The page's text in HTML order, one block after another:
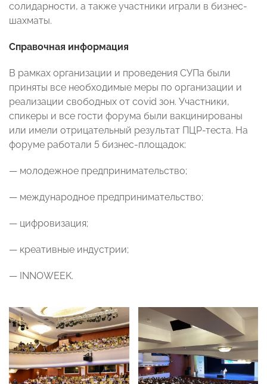
солидарности, а также участники играли в бизнес-
шахматы.
Справочная информация
В рамках организации и проведения СУПа были
приняты все необходимые меры по организации и
реализации свободных от covid зон. Участники,
спикеры и все гости форума были вакцинированы
или имели отрицательный результат ПЦР-теста. На
форуме работали 5 бизнес-площадок:
— молодежное предпринимательство;
— международное предпринимательство;
— цифровизация;
— креативные индустрии;
— INNOWEEK.